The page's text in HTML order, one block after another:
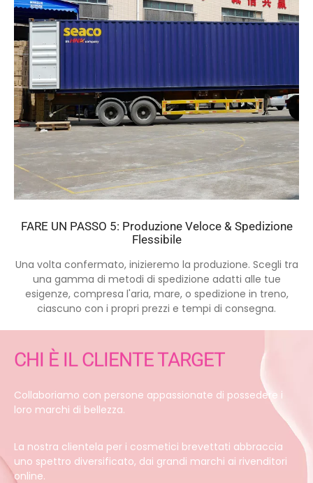
FARE UN PASSO 5: Produzione Veloce & Spedizione
Flessibile
Una volta confermato, inizieremo la produzione. Scegli tra
una gamma di metodi di spedizione adatti alle tue
esigenze, compresa l'aria, mare, o spedizione in treno,
ciascuno con i propri prezzi e tempi di consegna.
CHI È IL CLIENTE TARGET
Collaboriamo con persone appassionate di possedere i
loro marchi di bellezza.
La nostra clientela per i cosmetici brevettati abbraccia
uno spettro diversificato, dai grandi marchi ai rivenditori
online.